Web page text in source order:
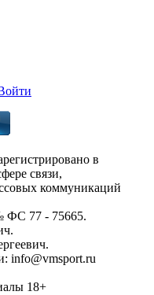
в
связи,
коммуникаций
ФС 77 - 75665.
info@vmsport.ru
18+